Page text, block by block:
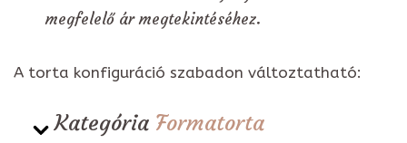
megfelelő ár megtekintéséhez.
A torta konfiguráció szabadon változtatható:
Kategória Formatorta